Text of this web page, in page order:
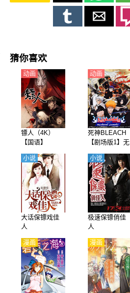
猜你喜欢
镖人（4K）
【国语】
动画
死神BLEACH
【剧场版1】无
界剧场版 别处
的记忆、无人
的记忆）【日
语】
动画
大话保镖戏佳
人
小说
极速保镖俏佳
人
小说
漫画 漫画